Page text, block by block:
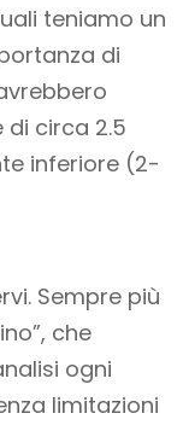
teniamo un
di
di circa 2.5
inferiore (2-
Sempre più
che
ogni
limitazioni